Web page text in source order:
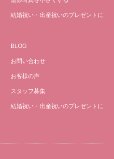
結婚祝い・出産祝いのプレゼントに
BLOG
お問い合わせ
お客様の声
スタッフ募集
結婚祝い・出産祝いのプレゼントに